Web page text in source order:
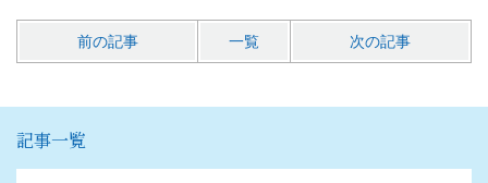
前の記事 一覧 次の記事
記事一覧